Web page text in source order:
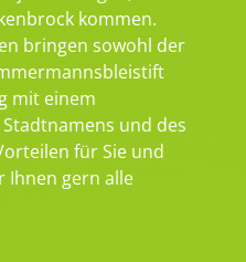
kommen.
bringen sowohl der
mit einem
und des
für Sie und
Ihnen gern alle